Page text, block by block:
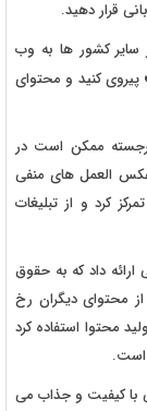
قرار دهید.
سایر کشور ها به وب
پیروی کنید و محتوای
ممکن است در
العمل های منفی
کرد و از تبلیغات
داد که به حقوق
محتوای دیگران رخ
محتوا استفاده کرد
است.
با کیفیت و جذاب می